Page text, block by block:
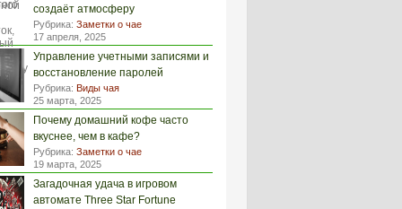
создаёт атмосферу
Рубрика: Заметки о чае
17 апреля, 2025
Управление учетными записями и
восстановление паролей
Рубрика: Виды чая
25 марта, 2025
Почему домашний кофе часто
вкуснее, чем в кафе?
Рубрика: Заметки о чае
19 марта, 2025
Загадочная удача в игровом
автомате Three Star Fortune